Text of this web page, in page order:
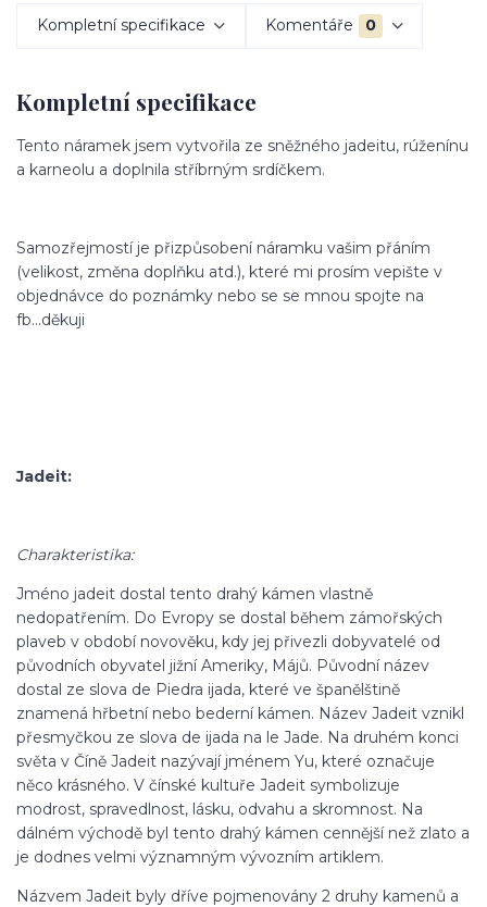
Kompletní specifikace Komentáře 0
Kompletní specifikace
Tento náramek jsem vytvořila ze sněžného jadeitu, rúženínu
a karneolu a doplnila stříbrným srdíčkem.
Samozřejmostí je přizpůsobení náramku vašim přáním
(velikost, změna doplňku atd.), které mi prosím vepište v
objednávce do poznámky nebo se se mnou spojte na
fb...děkuji
Jadeit:
Charakteristika:
Jméno jadeit dostal tento drahý kámen vlastně
nedopatřením. Do Evropy se dostal během zámořských
plaveb v období novověku, kdy jej přivezli dobyvatelé od
původních obyvatel jižní Ameriky, Májů. Původní název
dostal ze slova de Piedra ijada, které ve španělštině
znamená hřbetní nebo bederní kámen. Název Jadeit vznikl
přesmyčkou ze slova de ijada na le Jade. Na druhém konci
světa v Číně Jadeit nazývají jménem Yu, které označuje
něco krásného. V čínské kultuře Jadeit symbolizuje
modrost, spravedlnost, lásku, odvahu a skromnost. Na
dálném východě byl tento drahý kámen cennější než zlato a
je dodnes velmi významným vývozním artiklem.
Názvem Jadeit byly dříve pojmenovány 2 druhy kamenů a